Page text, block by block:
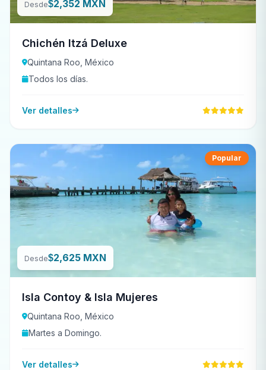
Desde$2,352 MXN
Chichén Itzá Deluxe
Quintana Roo, México
Todos los días.
Ver detalles
Desde$2,625 MXN
Popular
Isla Contoy & Isla Mujeres
Quintana Roo, México
Martes a Domingo.
Ver detalles